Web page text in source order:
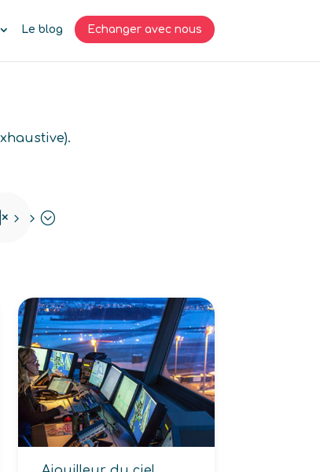
Le blog Echanger avec nous